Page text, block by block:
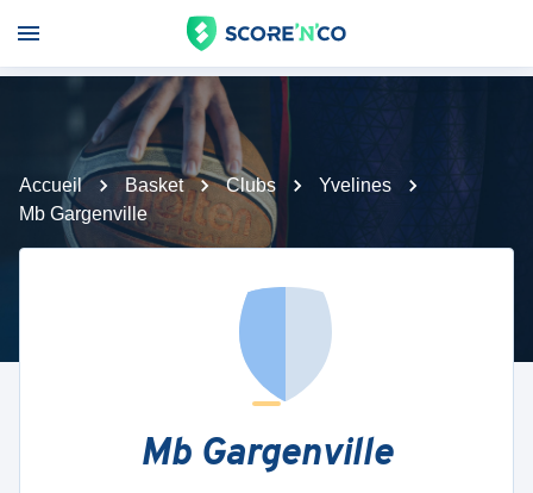
Accueil Basket Clubs
Yvelines
Mb Gargenville
Mb Gargenville